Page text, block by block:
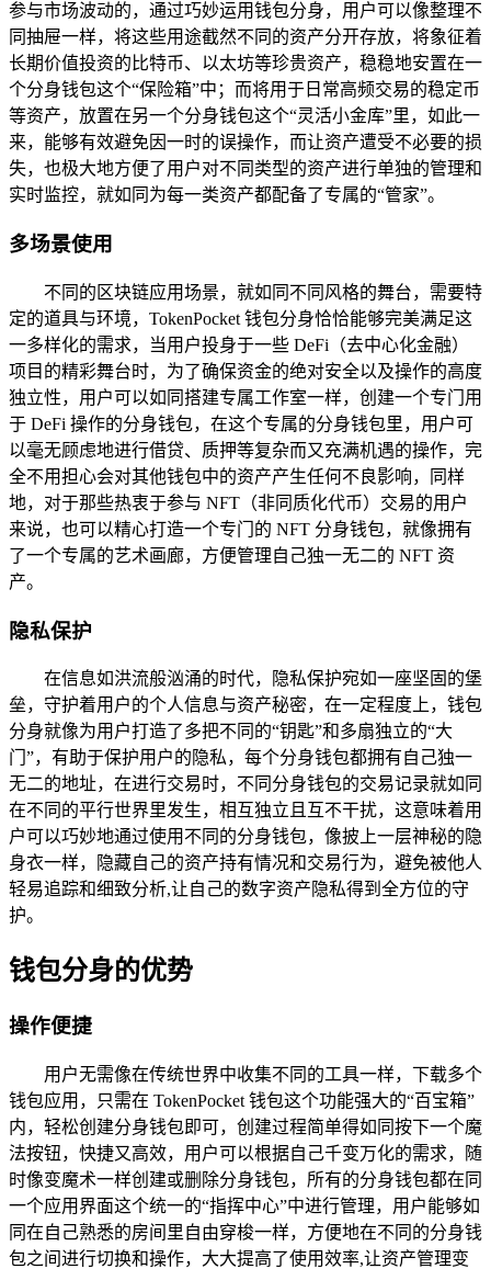
参与市场波动的，通过巧妙运用钱包分身，用户可以像整理不
同抽屉一样，将这些用途截然不同的资产分开存放，将象征着
长期价值投资的比特币、以太坊等珍贵资产，稳稳地安置在一
个分身钱包这个“保险箱”中；而将用于日常高频交易的稳定币
等资产，放置在另一个分身钱包这个“灵活小金库”里，如此一
来，能够有效避免因一时的误操作，而让资产遭受不必要的损
失，也极大地方便了用户对不同类型的资产进行单独的管理和
实时监控，就如同为每一类资产都配备了专属的“管家”。
多场景使用
不同的区块链应用场景，就如同不同风格的舞台，需要特
定的道具与环境，TokenPocket 钱包分身恰恰能够完美满足这
一多样化的需求，当用户投身于一些 DeFi（去中心化金融）
项目的精彩舞台时，为了确保资金的绝对安全以及操作的高度
独立性，用户可以如同搭建专属工作室一样，创建一个专门用
于 DeFi 操作的分身钱包，在这个专属的分身钱包里，用户可
以毫无顾虑地进行借贷、质押等复杂而又充满机遇的操作，完
全不用担心会对其他钱包中的资产产生任何不良影响，同样
地，对于那些热衷于参与 NFT（非同质化代币）交易的用户
来说，也可以精心打造一个专门的 NFT 分身钱包，就像拥有
了一个专属的艺术画廊，方便管理自己独一无二的 NFT 资
产。
隐私保护
在信息如洪流般汹涌的时代，隐私保护宛如一座坚固的堡
垒，守护着用户的个人信息与资产秘密，在一定程度上，钱包
分身就像为用户打造了多把不同的“钥匙”和多扇独立的“大
门”，有助于保护用户的隐私，每个分身钱包都拥有自己独一
无二的地址，在进行交易时，不同分身钱包的交易记录就如同
在不同的平行世界里发生，相互独立且互不干扰，这意味着用
户可以巧妙地通过使用不同的分身钱包，像披上一层神秘的隐
身衣一样，隐藏自己的资产持有情况和交易行为，避免被他人
轻易追踪和细致分析,让自己的数字资产隐私得到全方位的守
护。
钱包分身的优势
操作便捷
用户无需像在传统世界中收集不同的工具一样，下载多个
钱包应用，只需在 TokenPocket 钱包这个功能强大的“百宝箱”
内，轻松创建分身钱包即可，创建过程简单得如同按下一个魔
法按钮，快捷又高效，用户可以根据自己千变万化的需求，随
时像变魔术一样创建或删除分身钱包，所有的分身钱包都在同
一个应用界面这个统一的“指挥中心”中进行管理，用户能够如
同在自己熟悉的房间里自由穿梭一样，方便地在不同的分身钱
包之间进行切换和操作，大大提高了使用效率,让资产管理变